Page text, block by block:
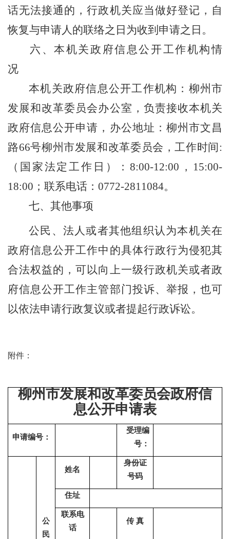
话无法接通的，行政机关应当做好登记，自
恢复与申请人的联络之日为收到申请之日。
六、本机关政府信息公开工作机构情
况
本机关政府信息公开工作机构：柳州市
发展和改革委员会办公室，负责接收本机关
政府信息公开申请，办公地址：柳州市文昌
路66号柳州市发展和改革委员会，工作时间:
（国家法定工作日）：8:00-12:00，15:00-
18:00 ； 联系电话：0772-2811084。
七、其他事项
公民、法人或者其他组织认为本机关在
政府信息公开工作中的具体行政行为侵犯其
合法权益的，可以向上一级行政机关或者政
府信息公开工作主管部门投诉、举报，也可
以依法申请行政复议或者提起行政诉讼。
附件：
柳州市发展和改革委员会政府信
息公开申请表
申请编号：
受理编
号：
公
民
姓名
身份证
号码
住址
联系电
话
传 真